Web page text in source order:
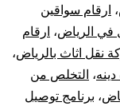
الأغراض
داخل
و
، ارقام سواقين
في الرياض، ارقام
نقل اثاث بالرياض،
، التخلص من
، برنامج توصيل